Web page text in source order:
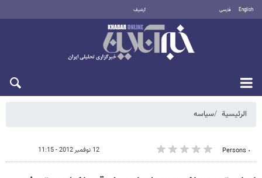
English فارسی أرشيف
الرئيسية سیاسه
٠ Persons 12 نوفمبر 2012 - 11:15